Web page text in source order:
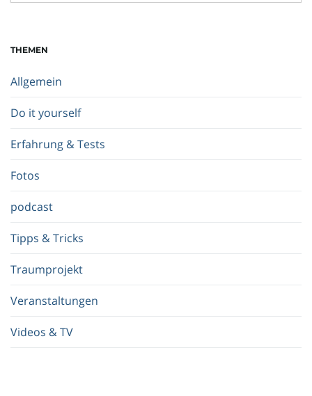
u
b
g
i
f
.
.
.
THEMEN
Allgemein
Do it yourself
Erfahrung & Tests
Fotos
podcast
Tipps & Tricks
Traumprojekt
Veranstaltungen
Videos & TV